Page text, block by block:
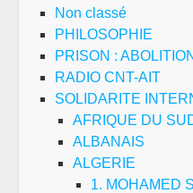
Non classé
PHILOSOPHIE
PRISON :
RADIO CNT-AIT
SOLIDARITE
AFRIQUE DU
ALBANAIS
ALGERIE
1. MOHAMED